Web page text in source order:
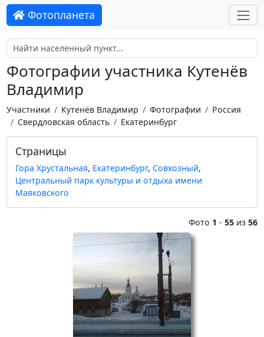
Фотопланета
Фотографии участника Кутенёв
Владимир
Участники Кутенёв Владимир Фотографии
Россия
Свердловская область
Екатеринбург
Страницы
Гора Хрустальная, Екатеринбург, Совхозный,
Центральный парк культуры и отдыха имени
Маяковского
Фото 1 -55 из56